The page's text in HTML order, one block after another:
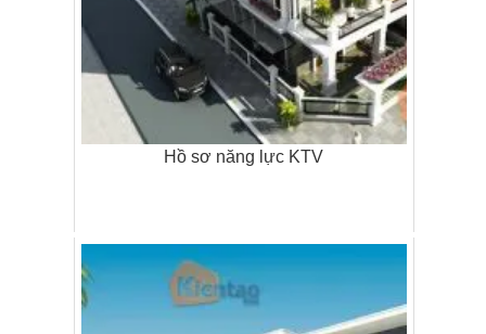
Hồ sơ năng lực KTV